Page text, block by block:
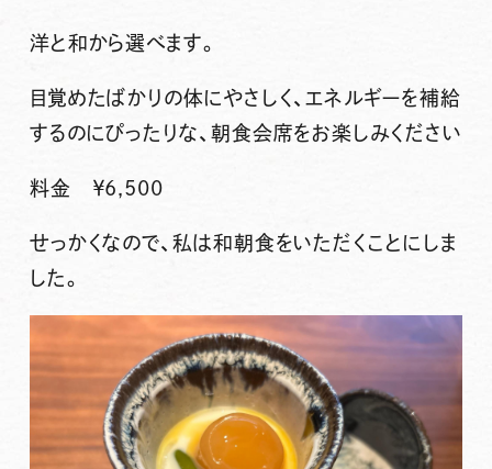
洋と和から選べます。
目覚めたばかりの体にやさしく、エネルギーを補給
するのにぴったりな、 朝食会席をお楽しみください
料金 ￥6,500
せっかくなので、私は和朝食をいただくことにしま
した。